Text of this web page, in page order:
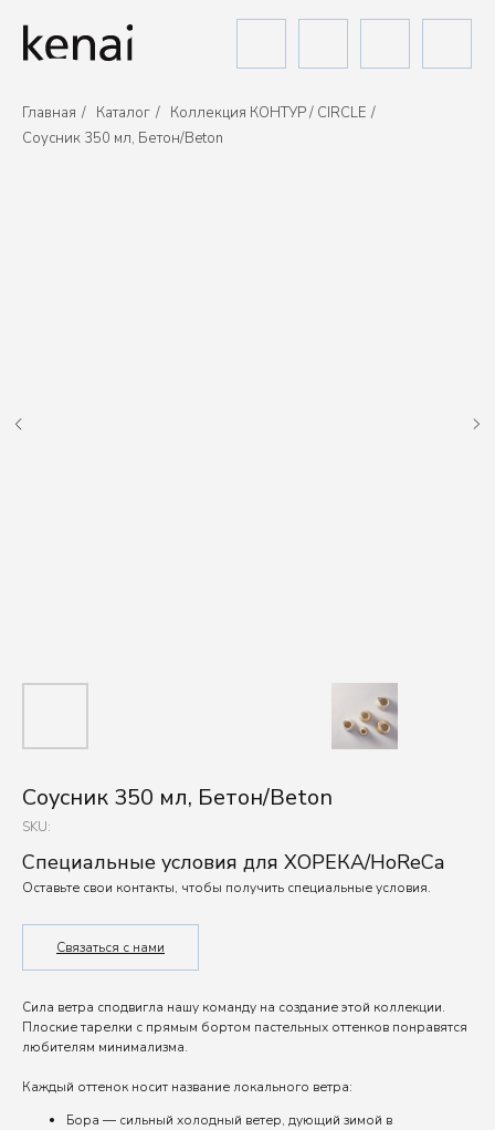
Главная / Каталог / Коллекция КОНТУР / CIRCLE /
Соусник 350 мл, Бетон/Beton
Соусник 350 мл, Бетон/Beton
SKU:
Специальные условия для ХОРЕКА/HoReCa
Оставьте свои контакты, чтобы получить специальные условия.
Связаться с нами
Сила ветра сподвигла нашу команду на создание этой коллекции.
Плоские тарелки с прямым бортом пастельных оттенков понравятся
любителям минимализма.
Каждый оттенок носит название локального ветра:
Бора — сильный холодный ветер, дующий зимой в